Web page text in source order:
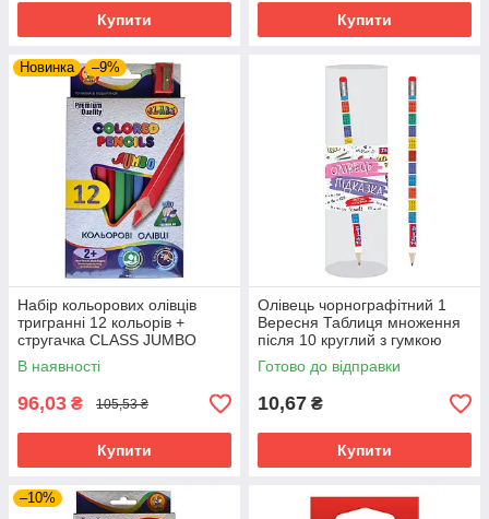
Купити Купити
Новинка –9%
Набір кольорових олівців
тригранні 12 кольорів +
стругачка CLASS JUMBO
(1812C)
В наявності
96,03 ₴ 105,53 ₴
Купити
Олівець чорнографітний 1
Вересня Таблиця множення
після 10 круглий з гумкою
(280478)
Готово до відправки
10,67 ₴
Купити
–10%